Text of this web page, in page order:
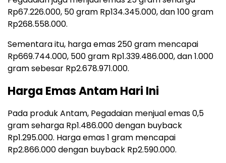
Rp67.226.000, 50 gram Rp134.345.000, dan 100 gram
Rp268.558.000.
Sementara itu, harga emas 250 gram mencapai
Rp669.744.000, 500 gram Rp1.339.486.000, dan 1.000
gram sebesar Rp2.678.971.000.
Harga Emas Antam Hari Ini
Pada produk Antam, Pegadaian menjual emas 0,5
gram seharga Rp1.486.000 dengan buyback
Rp1.295.000. Harga emas 1 gram mencapai
Rp2.866.000 dengan buyback Rp2.590.000.